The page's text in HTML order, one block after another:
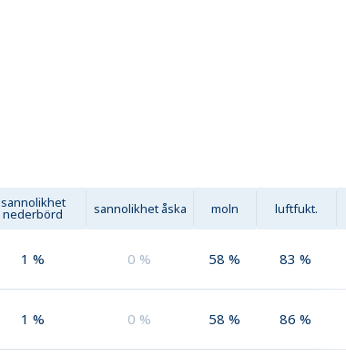
sannolikhet
nederbörd sannolikhet åska moln luftfukt.
1 % 0 % 58 % 83 %
1 % 0 % 58 % 86 %